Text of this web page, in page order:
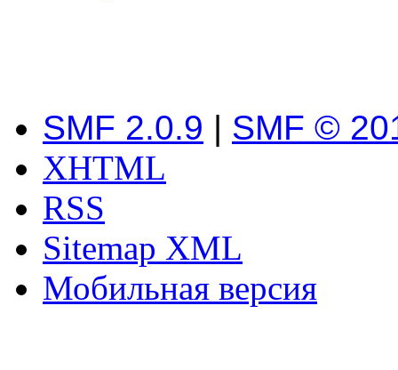
SMF 2.0.9 | SMF ©
XHTML
RSS
Sitemap XML
Мобильная версия